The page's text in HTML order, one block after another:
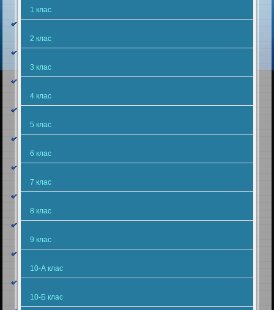
1 клас
2 клас
3 клас
4 клас
5 клас
6 клас
7 клас
8 клас
9 клас
10-А клас
10-Б клас